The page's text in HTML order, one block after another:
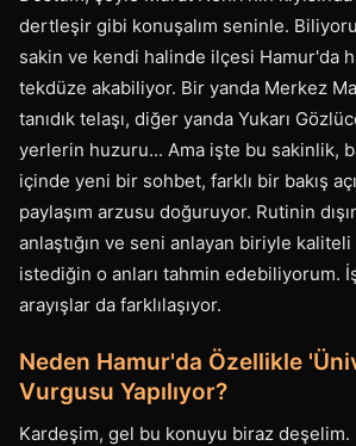
dertleşir gibi konuşalım seninle.
sakin ve kendi halinde ilçesi Hamur'da
tekdüze akabiliyor. Bir yanda Merkez
tanıdık telaşı, diğer yanda Yukarı
yerlerin huzuru... Ama işte bu sakinlik,
içinde yeni bir sohbet, farklı bir bakış
paylaşım arzusu doğuruyor. Rutinin
anlaştığın ve seni anlayan biriyle
istediğin o anları tahmin edebiliyorum.
arayışlar da farklılaşıyor.
Neden Hamur'da Özellikle
Vurgusu Yapılıyor?
Kardeşim, gel bu konuyu biraz deşelim.